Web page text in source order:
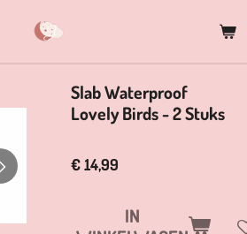
Slab Waterproof
Lovely Birds - 2 Stuks
€ 14,99
IN